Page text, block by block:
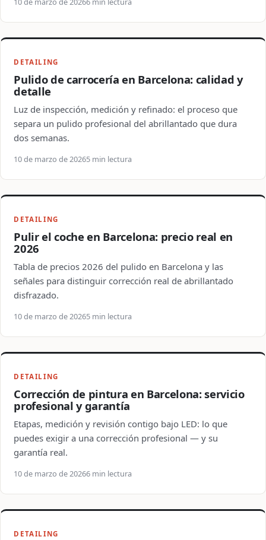
DETAILING
Pulido de carrocería en Barcelona: calidad y
detalle
Luz de inspección, medición y refinado: el proceso que
separa un pulido profesional del abrillantado que dura
dos semanas.
10 de marzo de 20265 min lectura
DETAILING
Pulir el coche en Barcelona: precio real en
2026
Tabla de precios 2026 del pulido en Barcelona y las
señales para distinguir corrección real de abrillantado
disfrazado.
10 de marzo de 20265 min lectura
DETAILING
Corrección de pintura en Barcelona: servicio
profesional y garantía
Etapas, medición y revisión contigo bajo LED: lo que
puedes exigir a una corrección profesional — y su
garantía real.
10 de marzo de 20266 min lectura
DETAILING